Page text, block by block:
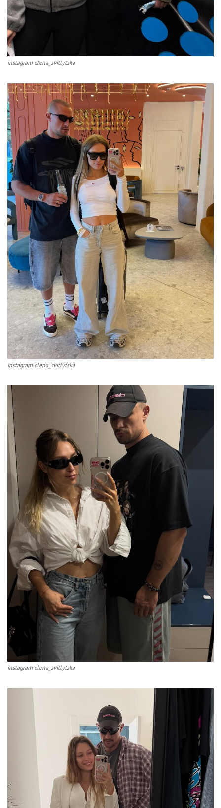
instagram olena_svitlytska
instagram olena_svitlytska
instagram olena_svitlytska